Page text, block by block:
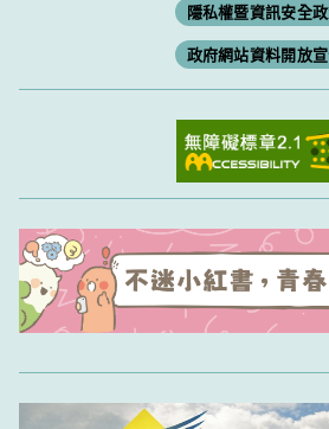
隱私權暨資訊安全
政府網站資料開放